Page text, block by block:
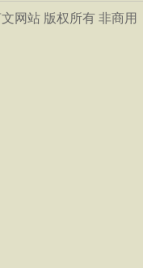
网站 版权所有 非商用